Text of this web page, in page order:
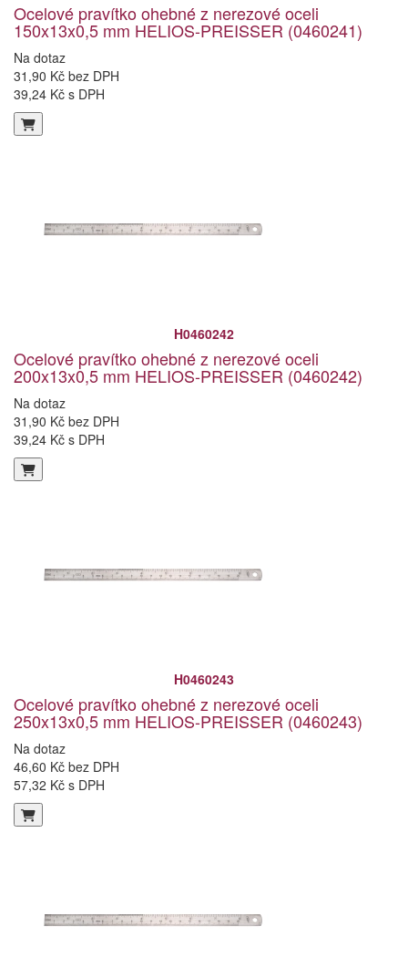
Ocelové pravítko ohebné z nerezové oceli
150x13x0,5 mm HELIOS-PREISSER (0460241)
Na dotaz
31,90 Kč bez DPH
39,24 Kč s DPH
H0460242
Ocelové pravítko ohebné z nerezové oceli
200x13x0,5 mm HELIOS-PREISSER (0460242)
Na dotaz
31,90 Kč bez DPH
39,24 Kč s DPH
H0460243
Ocelové pravítko ohebné z nerezové oceli
250x13x0,5 mm HELIOS-PREISSER (0460243)
Na dotaz
46,60 Kč bez DPH
57,32 Kč s DPH